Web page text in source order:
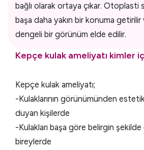
bağlı olarak ortaya çıkar. Otoplasti
başa daha yakın bir konuma
dengeli bir görünüm elde edilir.
Kepçe kulak ameliyatı kimler
Kepçe kulak ameliyatı;
-Kulaklarının görünümünden
duyan kişilerde
-Kulakları başa göre belirgin
bireylerde